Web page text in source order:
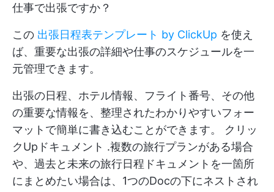
仕事で出張ですか？
この 出張日程表テンプレート by ClickUp を使え
ば、重要な出張の詳細や仕事のスケジュールを一
元管理できます。
出張の日程、ホテル情報、フライト番号、その他
の重要な情報を、整理されたわかりやすいフォー
マットで簡単に書き込むことができます。 クリッ
クUpドキュメント .複数の旅行プランがある場合
や、過去と未来の旅行日程ドキュメントを一箇所
にまとめたい場合は、1つのDocの下にネストされ